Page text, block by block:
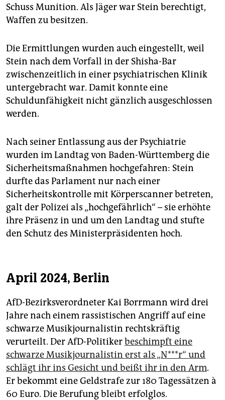
Schuss Munition. Als Jäger war Stein berechtigt,
Waffen zu besitzen.
Die Ermittlungen wurden auch eingestellt, weil
Stein nach dem Vorfall in der Shisha-Bar
zwischenzeitlich in einer psychiatrischen Klinik
untergebracht war. Damit konnte eine
Schuldunfähigkeit nicht gänzlich ausgeschlossen
werden.
Nach seiner Entlassung aus der Psy­chia­trie
wurden im Landtag von Baden-Württemberg die
Sicherheitsmaßnahmen hochgefahren: Stein
durfte das Parlament nur nach einer
Sicherheitskontrolle mit Körperscanner betreten,
galt der Polizei als „hochgefährlich“ – sie erhöhte
ihre Präsenz in und um den Landtag und stufte
den Schutz des Ministerpräsidenten hoch.
April 2024, Berlin
AfD-Bezirksverordneter Kai Borrmann wird drei
Jahre nach einem rassistischen Angriff auf eine
schwarze Musikjournalistin rechtskräftig
verurteilt. Der AfD-Politikerbeschimpft eine
schwarze Musikjournalistin erst als „N***r“ und
schlägt ihr ins Gesicht und beißt ihr in den Arm.
Er bekommt eine Geldstrafe zur 180 Tagessätzen à
60 Euro. Die Berufung bleibt erfolglos.